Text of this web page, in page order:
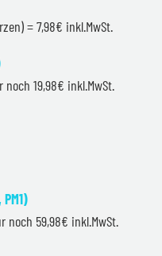
= 7,98€ inkl.MwSt.
19,98€ inkl.MwSt.
noch 59,98€ inkl.MwSt.